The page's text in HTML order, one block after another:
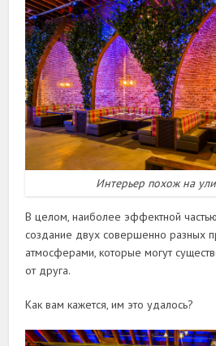
Интерьер похож на
В целом, наиболее эффектной
создание двух совершенно разных
атмосферами, которые могут
от друга.
Как вам кажется, им это удалось?